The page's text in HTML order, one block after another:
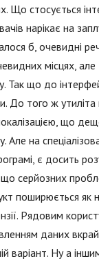
Що стосується
нарікає на
б, очевидні
місцях,
Так що до
До того ж
що
Але на
є досить
що серйозних
поширюється як
Рядовим
даних вкрай
варіант. Ну а